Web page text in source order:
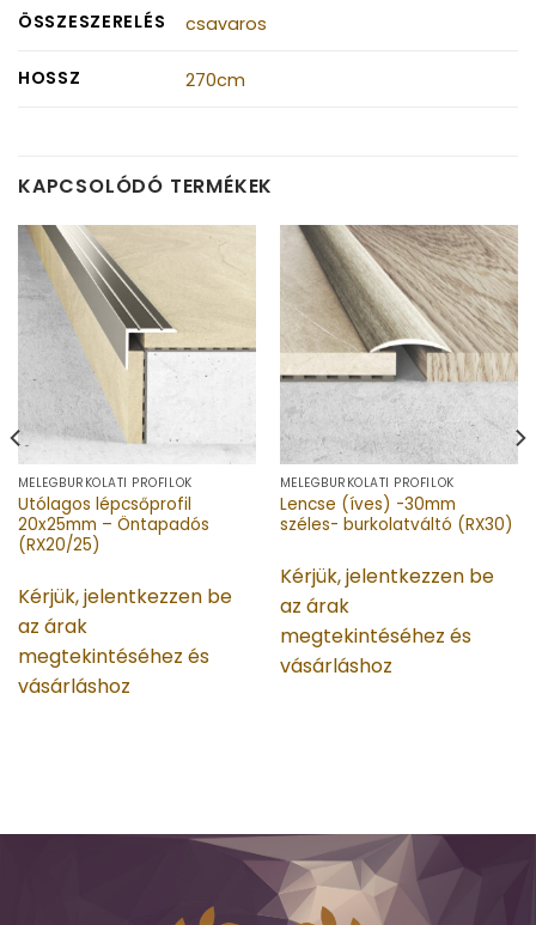
ÖSSZESZERELÉS csavaros
HOSSZ 270cm
KAPCSOLÓDÓ TERMÉKEK
MELEGBURKOLATI PROFILOK
Utólagos lépcsőprofil
20x25mm – Öntapadós
(RX20/25)
Kérjük, jelentkezzen be
az árak
megtekintéséhez és
vásárláshoz
MELEGBURKOLATI PROFILOK
Lencse (íves) -30mm
széles- burkolatváltó (RX30)
Kérjük, jelentkezzen be
az árak
megtekintéséhez és
vásárláshoz